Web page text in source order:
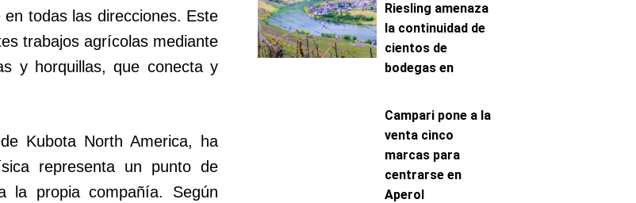
todas las direcciones. Este
trabajos agrícolas mediante
y horquillas, que conecta y
Kubota North America, ha
representa un punto de
la propia compañía. Según
Riesling amenaza
la continuidad de
cientos de
bodegas en
Campari pone a la
venta cinco
marcas para
centrarse en
Aperol